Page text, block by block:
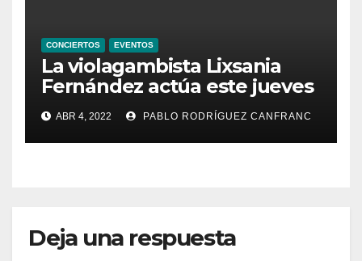
CONCIERTOS EVENTOS
La violagambista Lixsania
Fernández actúa este jueves
en el ciclo de música en
directo de Fundación Cañada
Blanch
ABR 4, 2022 PABLO RODRÍGUEZ CANFRANC
Deja una respuesta